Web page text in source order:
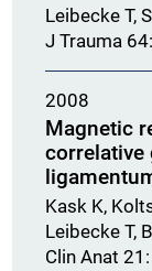
Leibecke T,
J Trauma
2008
Magnetic
correlative
Kask K,
Leibecke T,
Clin Anat